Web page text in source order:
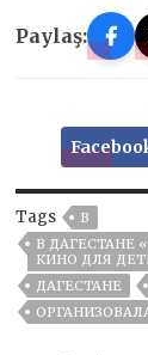
Paylaş:
Tags
В
В ДАГЕСТАНЕ
КИНО ДЛЯ
ДАГЕСТАНЕ